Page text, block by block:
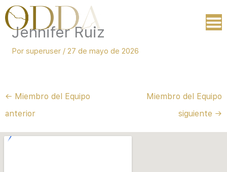
contenido
Jennifer Ruiz
Porsuperuser/27 de mayo de 2026
← Miembro del Equipo
anterior
Miembro del Equipo
siguiente →